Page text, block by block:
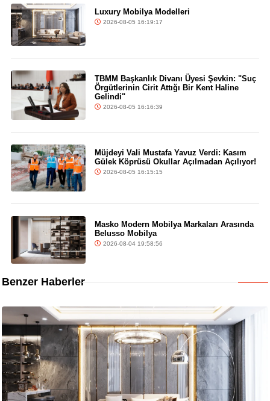
Luxury Mobilya Modelleri
2026-08-05 16:19:17
TBMM Başkanlık Divanı Üyesi Şevkin: "Suç
Örgütlerinin Cirit Attığı Bir Kent Haline
Gelindi"
2026-08-05 16:16:39
Müjdeyi Vali Mustafa Yavuz Verdi: Kasım
Gülek Köprüsü Okullar Açılmadan Açılıyor!
2026-08-05 16:15:15
Masko Modern Mobilya Markaları Arasında
Belusso Mobilya
2026-08-04 19:58:56
Benzer Haberler